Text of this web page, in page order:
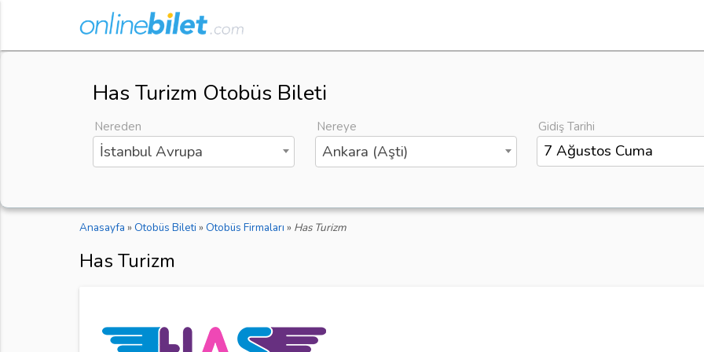
Has Turizm Otobüs Bileti
Nereden
İstanbul Avrupa
Nereye
Ankara (Aşti)
Gidiş Tarihi
Anasayfa » Otobüs Bileti » Otobüs Firmaları » Has Turizm
Has Turizm